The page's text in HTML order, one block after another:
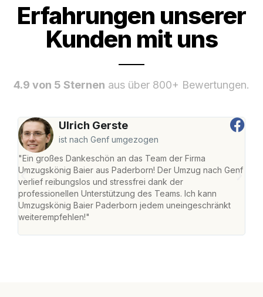
Erfahrungen unserer
Kunden mit uns
4.9 von 5 Sternen aus über 800+ Bewertungen.
Ulrich Gerste
ist nach Genf umgezogen
"Ein großes Dankeschön an das Team der Firma
Umzugskönig Baier aus Paderborn! Der Umzug nach Genf
verlief reibungslos und stressfrei dank der
professionellen Unterstützung des Teams. Ich kann
Umzugskönig Baier Paderborn jedem uneingeschränkt
weiterempfehlen!"